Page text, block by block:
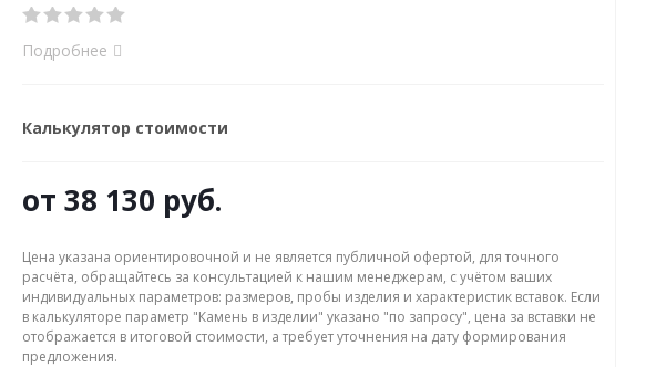
Подробнее
Калькулятор стоимости
от38 130 руб.
Цена указана ориентировочной и не является публичной офертой, для точного
расчёта, обращайтесь за консультацией к нашим менеджерам, с учётом ваших
индивидуальных параметров: размеров, пробы изделия и характеристик вставок. Если
в калькуляторе параметр "Камень в изделии" указано "по запросу", цена за вставки не
отображается в итоговой стоимости, а требует уточнения на дату формирования
предложения.